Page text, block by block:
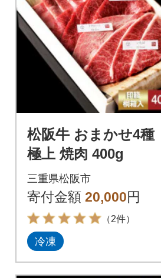
松阪牛 おまかせ4種
極上 焼肉 400g
三重県松阪市
寄付金額 20,000円
（2件）
冷凍